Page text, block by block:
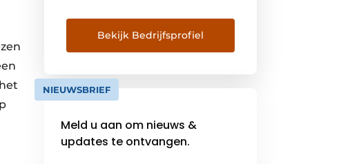
Onze missie is om als partner
jouw bedrijf en processen te
optimaliseren en samen meer
meer rust en rendement, zowel
bij de ondernemer als bij
Rendement […]
Bekijk Bedrijfsprofiel
NIEUWSBRIEF
Meld u aan om nieuws &
updates te ontvangen.